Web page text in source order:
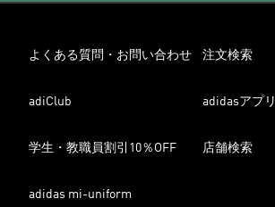
よくある質問・お問い合わせ 注文検索
adiClub adidasアプリ
学生・教職員割引10％OFF 店舗検索
adidas mi-uniform